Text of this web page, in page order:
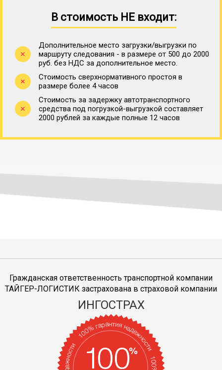
В стоимость НЕ входит:
Дополнительное место загрузки/выгрузки по
маршруту следования - в размере от 500 до 2000
руб. без НДС за дополнительное место.
Стоимость сверхнормативного простоя в
размере более 4 часов
Стоимость за задержку автотранспортного
средства под погрузкой-выгрузкой составляет
2000 рублей за каждые полные 12 часов
Гражданская ответственность транспортной компании
ТАЙГЕР-ЛОГИСТИК застрахована в страховой компании
ИНГОСТРАХ